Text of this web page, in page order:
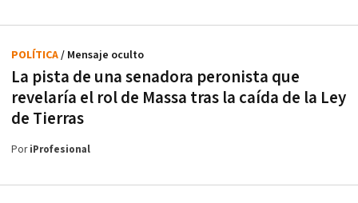
La pista de una senadora peronista que
revelaría el rol de Massa tras la caída de la Ley
de Tierras
POLÍTICA/ Mensaje oculto
PoriProfesional